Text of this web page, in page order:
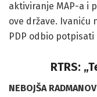
aktiviranje MAP-a i
ove države. Ivaniću
PDP odbio
RTRS:
NEBOJŠA